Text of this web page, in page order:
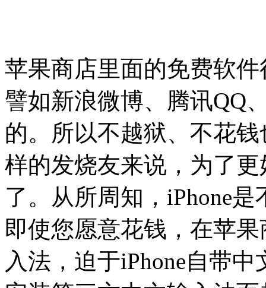
苹果商店里面的免费软
譬如新浪微博、腾讯QQ
的。所以不越狱、不花
样的发烧友来说，为了
了。从所周知，iPhone
即使您愿意花钱，在苹
入法，迫于iPhone自带